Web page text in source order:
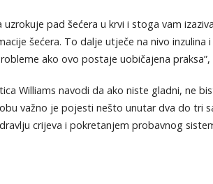
uzrokuje pad šećera u krvi i stoga vam
šećera. To dalje utječe na nivo
ako ovo postaje uobičajena praksa”,
Williams navodi da ako niste gladni, ne
važno je pojesti nešto​ unutar dva do tri
crijeva i pokretanjem probavnog